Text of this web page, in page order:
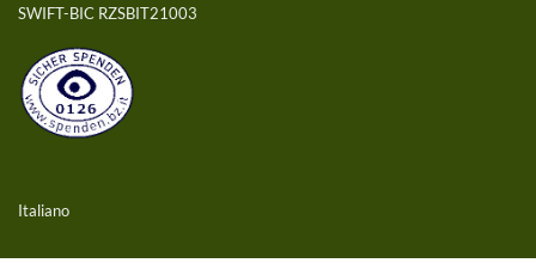
SWIFT-BIC RZSBIT21003
Italiano